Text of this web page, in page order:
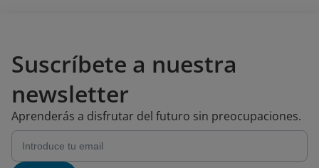
Suscríbete a nuestra
newsletter
Aprenderás a disfrutar del futuro sin preocupaciones.